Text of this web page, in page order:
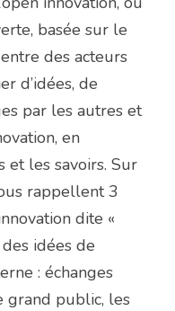
basée sur le
des acteurs
d’idées, de
par les autres et
en
et les savoirs. Sur
rappellent 3
dite «
idées de
: échanges
grand public, les